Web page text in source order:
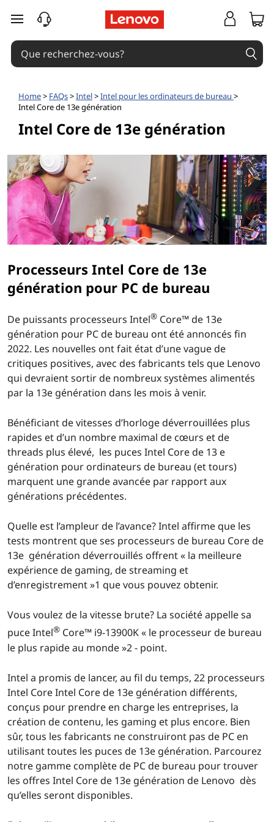
passer au contenu principal
Home> FAQs>Intel>Intel pour les ordinateurs de bureau >
Intel Core de 13e génération
Intel Core de 13e génération
Processeurs Intel Core de 13e
génération pour PC de bureau
De puissants processeurs Intel® Core™ de 13e
génération pour PC de bureau ont été annoncés fin
2022. Les nouvelles ont fait état d’une vague de
critiques positives, avec des fabricants tels que Lenovo
qui devraient sortir de nombreux systèmes alimentés
par la 13e génération dans les mois à venir.
Bénéficiant de vitesses d’horloge déverrouillées plus
rapides et d’un nombre maximal de cœurs et de
threads plus élevé, les puces Intel Core de 13 e
génération pour ordinateurs de bureau (et tours)
marquent une grande avancée par rapport aux
générations précédentes.
Quelle est l’ampleur de l’avance? Intel affirme que les
tests montrent que ses processeurs de bureau Core de
13e génération déverrouillés offrent « la meilleure
expérience de gaming, de streaming et
d’enregistrement »1 que vous pouvez obtenir.
Vous voulez de la vitesse brute? La société appelle sa
puce Intel® Core™ i9-13900K « le processeur de bureau
le plus rapide au monde »2 - point.
Intel a promis de lancer, au fil du temps, 22 processeurs
Intel Core Intel Core de 13e génération différents,
conçus pour prendre en charge les entreprises, la
création de contenu, les gaming et plus encore. Bien
sûr, tous les fabricants ne construiront pas de PC en
utilisant toutes les puces de 13e génération. Parcourez
notre gamme complète de PC de bureau pour trouver
les offres Intel Core de 13e génération de Lenovo dès
qu’elles seront disponibles.